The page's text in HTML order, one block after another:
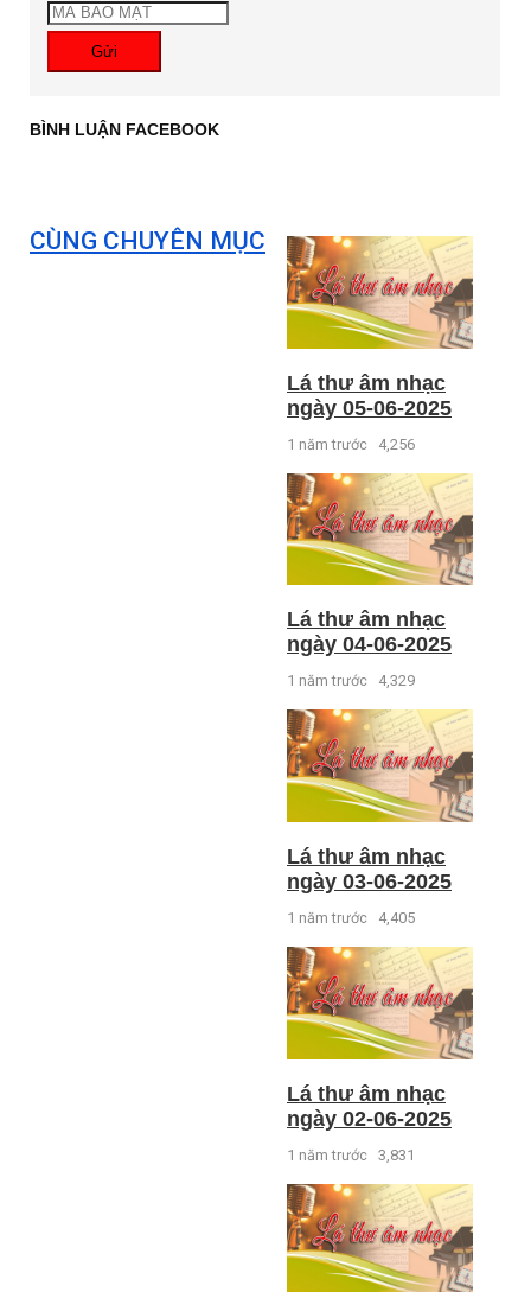
Gửi
BÌNH LUẬN FACEBOOK
CÙNG CHUYÊN MỤC
Lá thư âm nhạc
ngày 05-06-2025
1 năm trước 4,256
Lá thư âm nhạc
ngày 04-06-2025
1 năm trước 4,329
Lá thư âm nhạc
ngày 03-06-2025
1 năm trước 4,405
Lá thư âm nhạc
ngày 02-06-2025
1 năm trước 3,831